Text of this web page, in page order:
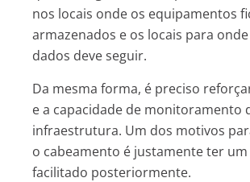
nos locais onde os equipamentos
armazenados e os locais para
dados deve seguir.
Da mesma forma, é preciso
e a capacidade de monitoramento
infraestrutura. Um dos motivos
o cabeamento é justamente ter um
facilitado posteriormente.